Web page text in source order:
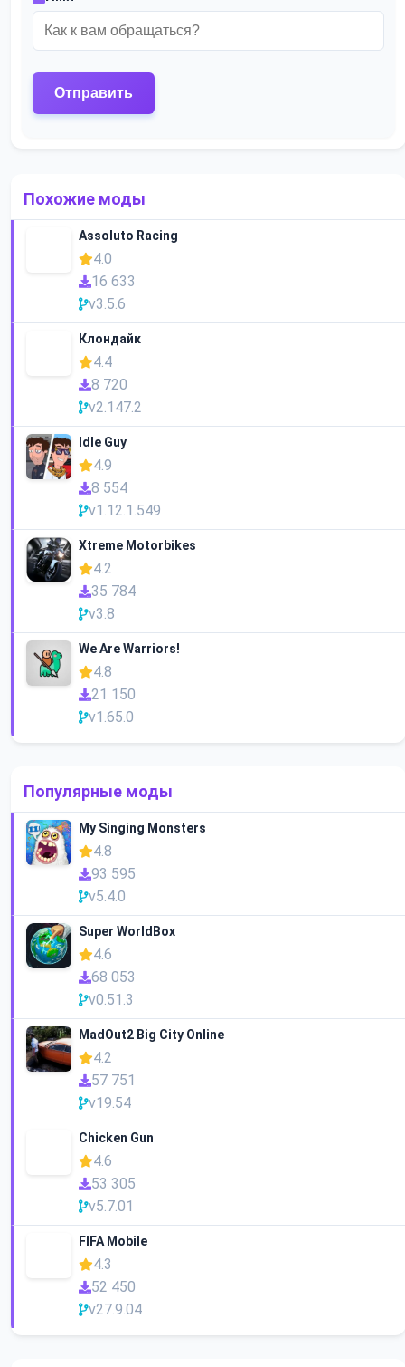
Похожие моды
Assoluto Racing
4.0
16 633
v3.5.6
Клондайк
4.4
8 720
v2.147.2
Idle Guy
4.9
8 554
v1.12.1.549
Xtreme Motorbikes
4.2
35 784
v3.8
We Are Warriors!
4.8
21 150
v1.65.0
Популярные моды
My Singing Monsters
4.8
93 595
v5.4.0
Super WorldBox
4.6
68 053
v0.51.3
MadOut2 Big City Online
4.2
57 751
v19.54
Chicken Gun
4.6
53 305
v5.7.01
FIFA Mobile
4.3
52 450
v27.9.04